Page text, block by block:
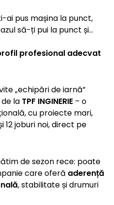
ai pus mașina la punct,
să-ți pui la punct și…
profesional adecvat
„echipări de iarnă”
la TPF INGINERIE – o
cu proiecte mari,
joburi noi, direct pe
de sezon rece: poate
care oferă aderență
, stabilitate și drumuri